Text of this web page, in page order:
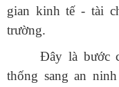
gian kinh tế - tài
trường.
Đây là bước
thống sang an